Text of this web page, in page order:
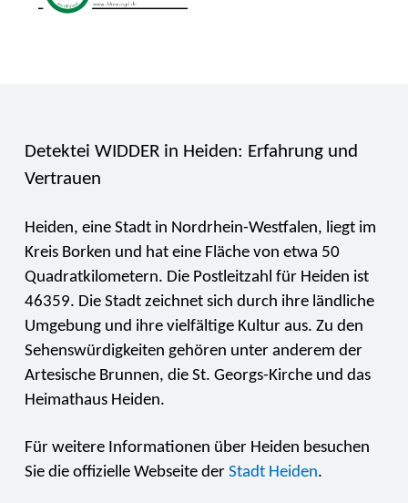
Detektei WIDDER in Heiden: Erfahrung und
Vertrauen
Heiden, eine Stadt in Nordrhein-Westfalen, liegt im
Kreis Borken und hat eine Fläche von etwa 50
Quadratkilometern. Die Postleitzahl für Heiden ist
46359. Die Stadt zeichnet sich durch ihre ländliche
Umgebung und ihre vielfältige Kultur aus. Zu den
Sehenswürdigkeiten gehören unter anderem der
Artesische Brunnen, die St. Georgs-Kirche und das
Heimathaus Heiden.
Für weitere Informationen über Heiden besuchen
Sie die offizielle Webseite der Stadt Heiden.